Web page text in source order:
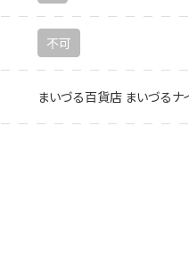
不可
まいづる百貨店 まいづる